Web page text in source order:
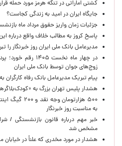
کشتی اماراتی در تنگه هرمز مورد حمله
جایگاه ایران در امید به زندگی کجاست؟
جزئیات زمان واریز حقوق مرداد ماه
پاسخ کروز به مطالب خلاف واقع درباره
مدیرعامل بانک ملی ایران روز خبرنگار را
زوج‌های جوان توسط بانک ملی ایران
پیام تبریک مدیرعامل بانک رفاه کارگران
هشدار پلیس تهران بزرگ به
۵۰۰
به مناسبت روز خبرنگار
خبر مهم درباره قانون بازنشستگی /
مشخص شد
هشدار در مورد مخدری که علناً در